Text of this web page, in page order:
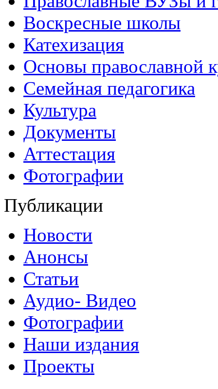
Воскресные школы
Катехизация
Основы православной
Семейная педагогика
Культура
Документы
Аттестация
Фотографии
Публикации
Новости
Анонсы
Статьи
Аудио- Видео
Фотографии
Наши издания
Проекты